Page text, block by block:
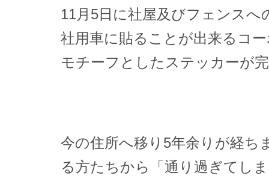
11月5日に社屋及びフェンスへ
社用車に貼ることが出来るコ
モチーフとしたステッカーが
今の住所へ移り5年余りが経ち
る方たちから「通り過ぎてし